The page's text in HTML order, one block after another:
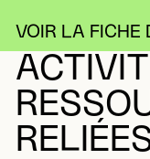
VOIR LA